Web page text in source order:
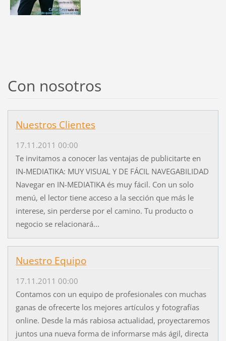
Con nosotros
Nuestros Clientes
17.11.2011 00:00
Te invitamos a conocer las ventajas de publicitarte en
IN-MEDIATIKA: MUY VISUAL Y DE FÁCIL NAVEGABILIDAD
Navegar en IN-MEDIATIKA és muy fácil. Con un solo
menú, el lector tiene acceso a la sección que más le
interese, sin perderse por el camino. Tu producto o
negocio se relacionará...
Nuestro Equipo
17.11.2011 00:00
Contamos con un equipo de profesionales con muchas
ganas de ofrecerte los mejores artículos y fotografías
online. Desde la más rabiosa actualidad, proyectaremos
juntos una nueva forma de informarse más ágil, directa